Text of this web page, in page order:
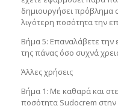
δημιουργήσει πρόβλημα
λιγότερη ποσότητα την
Βήμα 5: Επαναλάβετε την
της πάνας όσο συχνά
Άλλες χρήσεις
Βήμα 1: Με καθαρά και
ποσότητα Sudocrem